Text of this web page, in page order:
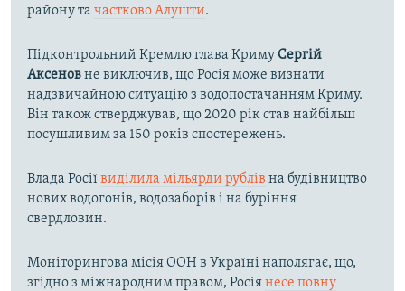
району та частково Алушти.
Підконтрольний Кремлю глава КримуСергій
Аксеновне виключив, що Росія може визнати
надзвичайною ситуацію з водопостачанням Криму.
Він також стверджував, що 2020 рік став найбільш
посушливим за 150 років спостережень.
Влада Росіївиділила мільярди рублів на будівництво
нових водогонів, водозаборів і на буріння
свердловин.
Моніторингова місія ООН в Україні наполягає, що,
згідно з міжнародним правом, Росіянесе повну